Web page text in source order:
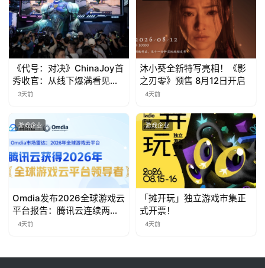
茶
对
接
会
上
站
文
(
中
《代号：对决》ChinaJoy首
秀收官：从线下爆满看见玩
家的真实期待
3天前
沐小葵全新特写亮相！《影
之刃零》预售 8月12日开启
4天前
游戏企业
Omdia发布2026全球游戏云
平台报告：腾讯云连续两年
入选“领导者”象限
4天前
游戏企业
「摊开玩」独立游戏市集正
式开票！
4天前